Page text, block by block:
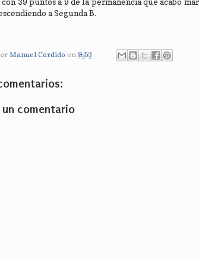
a Segunda B.
Manuel Cordido en 9:53
un comentario